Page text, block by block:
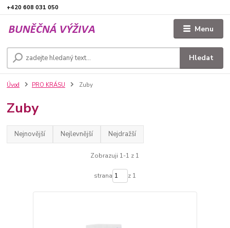
Menu
Hledat
+420 608 031 050
Úvod PRO KRÁSU Zuby
Zuby
Nejnovější Nejlevnější Nejdražší
Zobrazuji 1-1 z 1
strana z 1